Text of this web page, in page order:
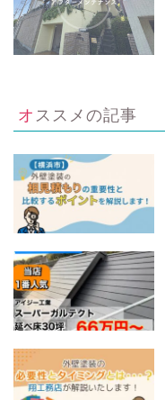
オススメの記事